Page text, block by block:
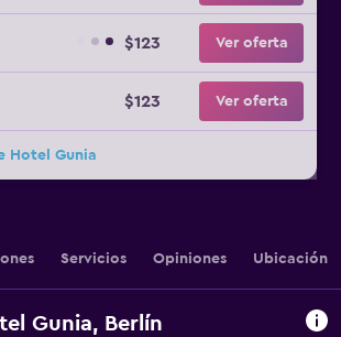
$123 Ver oferta
$123 Ver oferta
Hotel Gunia
Servicios Opiniones Ubicación
Gunia, Berlín